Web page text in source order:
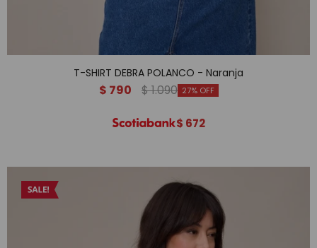
T-SHIRT DEBRA POLANCO - Naranja
$ 790 $1.090 27
$ 672